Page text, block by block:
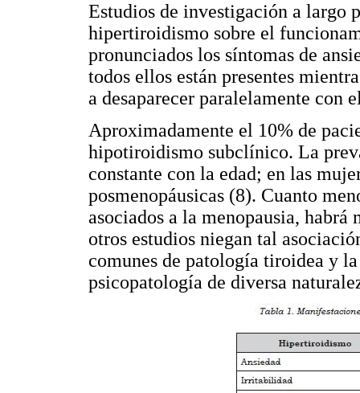
Estudios de investigación a largo
hipertiroidismo sobre el
pronunciados los síntomas de
todos ellos están presentes
a desaparecer paralelamente con
Aproximadamente el 10% de
hipotiroidismo subclínico. La
constante con la edad; en las
posmenopáusicas (8). Cuanto
asociados a la menopausia,
otros estudios niegan tal
comunes de patología tiroidea y
psicopatología de diversa